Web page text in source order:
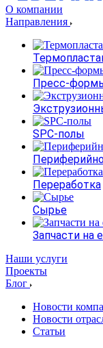
О компании
Направления
Пресс-
SPC-полы
Переработка
Сырье
Запчасти на
Наши услуги
Проекты
Блог
Новости
Новости
Статьи